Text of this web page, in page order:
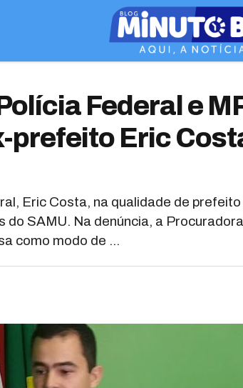
Federal e
prefeito Eric
Eric Costa, na qualidade de
SAMU. Na denúncia, a
como modo de ...